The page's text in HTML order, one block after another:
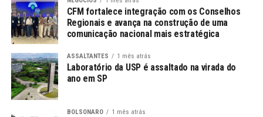
CFM fortalece integração com os Conselhos
Regionais e avança na construção de uma
comunicação nacional mais estratégica
ASSALTANTES 1 mês atrás
Laboratório da USP é assaltado na virada do
ano em SP
BOLSONARO 1 mês atrás